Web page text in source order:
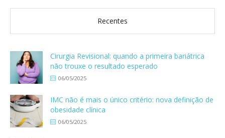
Recentes
Cirurgia Revisional: quando a primeira bariátrica
não trouxe o resultado esperado
06/05/2025
IMC não é mais o único critério: nova definição de
obesidade clínica
06/05/2025